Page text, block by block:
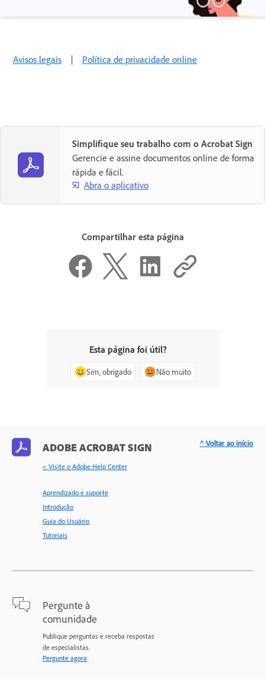
Avisos legais | Política de privacidade online
Simplifique seu trabalho com o Acrobat Sign
Gerencie e assine documentos online de forma
rápida e fácil.
Abra o aplicativo
Compartilhar esta página
Esta página foi útil?
Sim, obrigado Não muito
ADOBE ACROBAT SIGN
< Visite o Adobe Help Center
Aprendizado e suporte
Introdução
Guia do Usuário
Tutoriais
Pergunte à
comunidade
Publique perguntas e receba respostas
de especialistas.
Pergunte agora
^ Voltar ao início